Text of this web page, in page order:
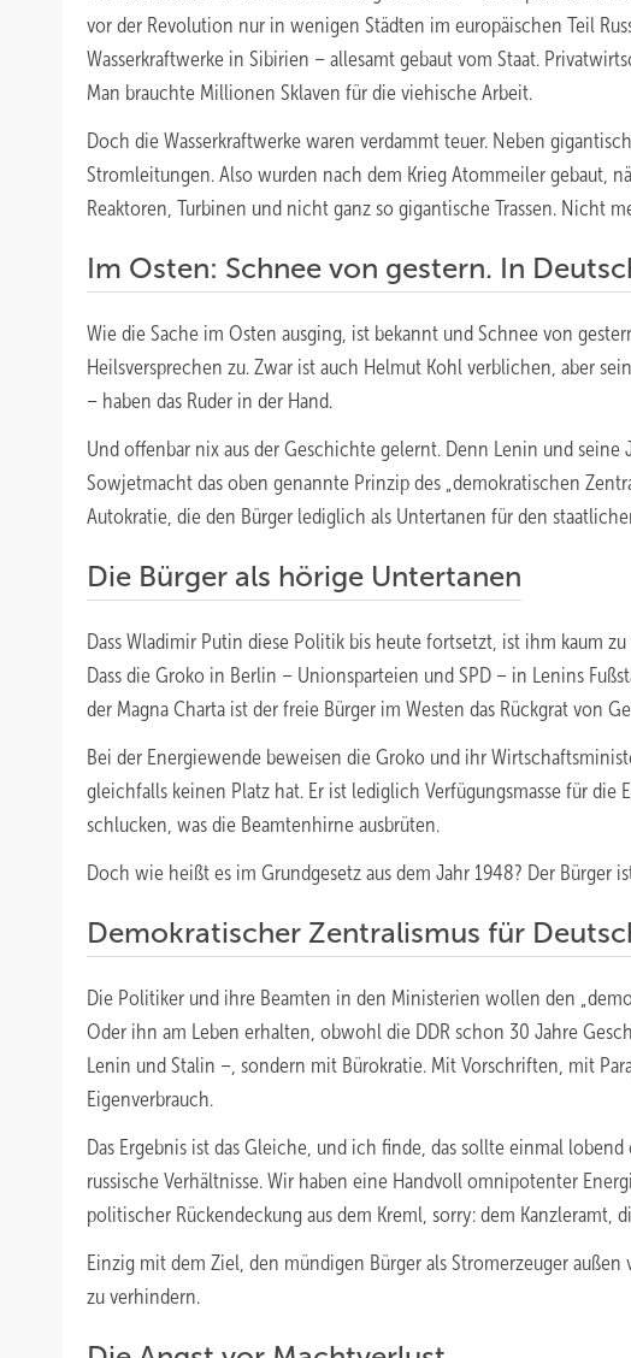
vor der Revolution nur in wenigen Städten im europäischen Teil
Wasserkraftwerke in Sibirien – allesamt gebaut vom Staat.
Man brauchte Millionen Sklaven für die viehische Arbeit.
Doch die Wasserkraftwerke waren verdammt teuer. Neben
Stromleitungen. Also wurden nach dem Krieg Atommeiler gebaut,
Reaktoren, Turbinen und nicht ganz so gigantische Trassen. Nicht
Im Osten: Schnee von gestern. In
Wie die Sache im Osten ausging, ist bekannt und Schnee von
Heilsversprechen zu. Zwar ist auch Helmut Kohl verblichen, aber
– haben das Ruder in der Hand.
Und offenbar nix aus der Geschichte gelernt. Denn Lenin und
Sowjetmacht das oben genannte Prinzip des „demokratischen
Autokratie, die den Bürger lediglich als Untertanen für den
Die Bürger als hörige Untertanen
Dass Wladimir Putin diese Politik bis heute fortsetzt, ist ihm kaum
Dass die Groko in Berlin – Unionsparteien und SPD – in Lenins
der Magna Charta ist der freie Bürger im Westen das Rückgrat von
Bei der Energiewende beweisen die Groko und ihr
gleichfalls keinen Platz hat. Er ist lediglich Verfügungsmasse für die
schlucken, was die Beamtenhirne ausbrüten.
Doch wie heißt es im Grundgesetz aus dem Jahr 1948? Der Bürger
Demokratischer Zentralismus für
Die Politiker und ihre Beamten in den Ministerien wollen den
Oder ihn am Leben erhalten, obwohl die DDR schon 30 Jahre
Lenin und Stalin –, sondern mit Bürokratie. Mit Vorschriften, mit
Eigenverbrauch.
Das Ergebnis ist das Gleiche, und ich finde, das sollte einmal
russische Verhältnisse. Wir haben eine Handvoll omnipotenter
politischer Rückendeckung aus dem Kreml, sorry: dem
Einzig mit dem Ziel, den mündigen Bürger als Stromerzeuger
zu verhindern.